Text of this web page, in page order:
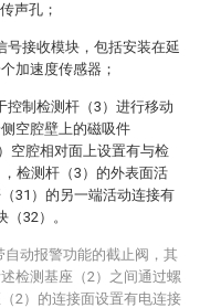
声孔；
号接收模块，包括安装在延
加速度传感器；
控制检测杆（3）进行移动
空腔壁上的磁吸件
空腔相对面上设置有与检
检测杆（3）的外表面活
31）的另一端活动连接有
32）。
动报警功能的截止阀，其
检测基座（2）之间通过螺
2）的连接面设置有电连接